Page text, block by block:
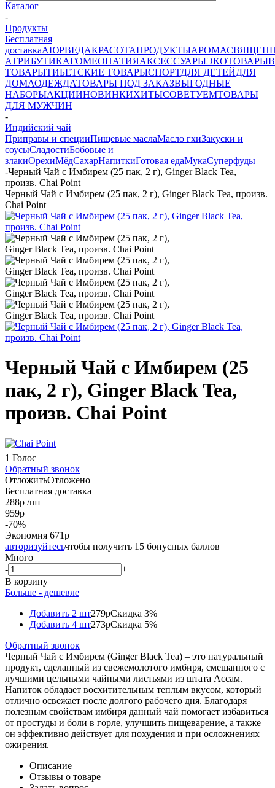
Каталог
-
Продукты
Бесплатная
доставкаАЮРВЕДАКРАСОТАПРОДУКТЫАРОМА
АТРИБУТИКАГОМЕОПАТИЯАКСЕССУАРЫЭКОТОВАРЫ
ТОВАРЫТИБЕТСКИЕ ТОВАРЫСПОРТДЛЯ ДЕТЕЙДЛЯ
ДОМАОДЕЖДАТОВАРЫ ПОД ЗАКАЗВЫГОДНЫЕ
НАБОРЫАКЦИИНОВИНКИХИТЫСОВЕТУЕМТОВАРЫ
ДЛЯ МУЖЧИН
-
Индийский чай
Приправы и специиПищевые маслаМасло гхиЗакуски и
соусыСладостиБобовые и
злакиОрехиМёдСахарНапиткиГотовая едаМукаСуперфуды
-Черный Чай с Имбирем (25 пак, 2 г), Ginger Black Tea,
произв. Chai Point
Черный Чай с Имбирем (25 пак, 2 г), Ginger Black Tea, произв.
Chai Point
Черный Чай с Имбирем (25
пак, 2 г), Ginger Black Tea,
произв. Chai Point
1 Голос
Обратный звонок
ОтложитьОтложено
Бесплатная доставка
288р /шт
959р
-70%
Экономия 671р
авторизуйтесьчтобы получить 15 бонусных баллов
Много
-
+
В корзину
Больше - дешевле
Добавить 2 шт279рСкидка 3%
Добавить 4 шт273рСкидка 5%
Обратный звонок
Черный Чай с Имбирем (Ginger Black Tea) – это натуральный
продукт, сделанный из свежемолотого имбиря, смешанного с
лучшими цельными чайными листьями из штата Ассам.
Напиток обладает восхитительным теплым вкусом, который
отлично освежает после долгого рабочего дня. Благодаря
полезным свойствам имбиря данный чай помогает избавиться
от простуды и боли в горле, улучшить пищеварение, а также
он эффективно действует для похудения и при осложнениях
ожирения.
Описание
Отзывы о товаре